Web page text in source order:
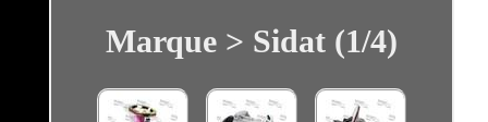
Marque > Sidat (1/4)